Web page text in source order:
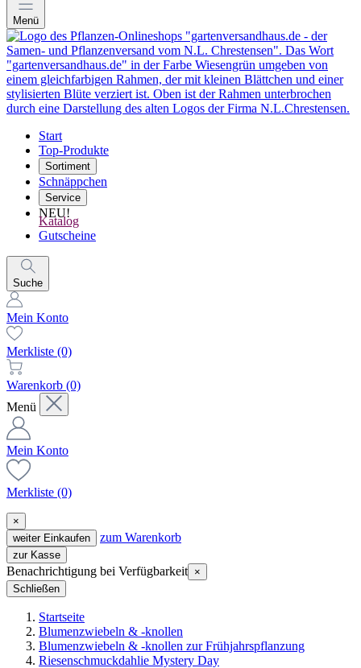
Menü
Start
Top-Produkte
Sortiment
Schnäppchen
Service
NEU!
Katalog
Gutscheine
Suche
Mein Konto
Merkliste (0)
Warenkorb (0)
Menü
Mein Konto
Merkliste (0)
×
weiter Einkaufen
zum Warenkorb
zur Kasse
Benachrichtigung bei Verfügbarkeit ×
Schließen
Startseite
Blumenzwiebeln & -knollen
Blumenzwiebeln & -knollen zur Frühjahrspflanzung
Riesenschmuckdahlie Mystery Day